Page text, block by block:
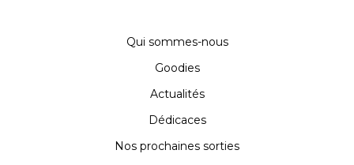
Qui sommes-nous
Goodies
Actualités
Dédicaces
Nos prochaines sorties